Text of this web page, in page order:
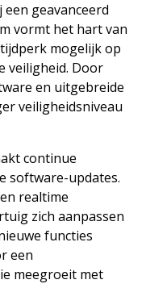
geavanceerd
vormt het hart van
mogelijk op
veiligheid. Door
en uitgebreide
veiligheidsniveau
continue
software-updates.
realtime
zich aanpassen
functies
een
meegroeit met